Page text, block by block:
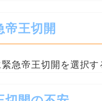
帝王切開
急帝王切開を選択